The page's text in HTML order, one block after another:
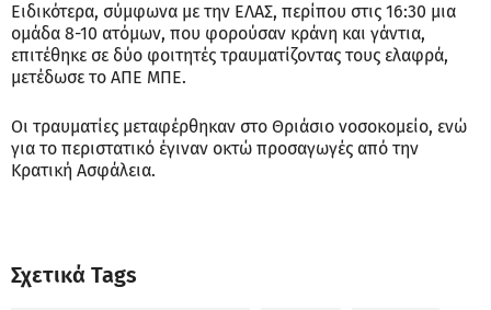
Ειδικότερα, σύμφωνα με την ΕΛΑΣ, περίπου στις 16:30 μια
ομάδα 8-10 ατόμων, που φορούσαν κράνη και γάντια,
επιτέθηκε σε δύο φοιτητές τραυματίζοντας τους ελαφρά,
μετέδωσε το ΑΠΕ ΜΠΕ.
Οι τραυματίες μεταφέρθηκαν στο Θριάσιο νοσοκομείο, ενώ
για το περιστατικό έγιναν οκτώ προσαγωγές από την
Κρατική Ασφάλεια.
Σχετικά Tags